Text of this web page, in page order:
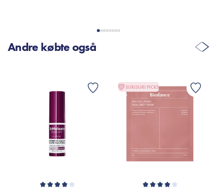
Andre købte også
SURISURI PICKS